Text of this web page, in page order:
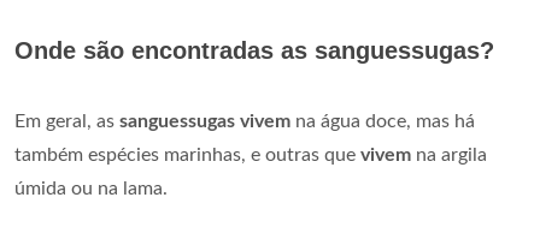
Onde são encontradas as sanguessugas?
Em geral, as sanguessugas vivem na água doce, mas há
também espécies marinhas, e outras que vivem na argila
úmida ou na lama.